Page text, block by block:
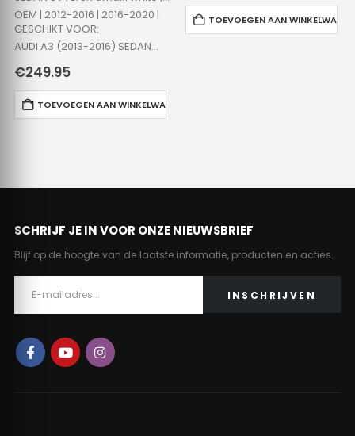
OEM | 2012-2016 | 2016-2020 |
GESCHIKT VOOR:
AUDI A3 (2013-2016) SEDAN
AUDI S3 (2014-2016) SEDAN
AUDI A3 (2016-2020) SEDAN
AUDI S3 (2016-2020)…
€249.95
TOEVOEGEN AAN WINKELWAGEN
geleverd in primer, zodat ze
eenvoudig in elke gewenste
TOEVOEGEN AAN
SCHRIJF JE IN VOOR ONZE NIEUWSBRIEF
Blijf op de hoogte van de laatste informatie, producten en acties.